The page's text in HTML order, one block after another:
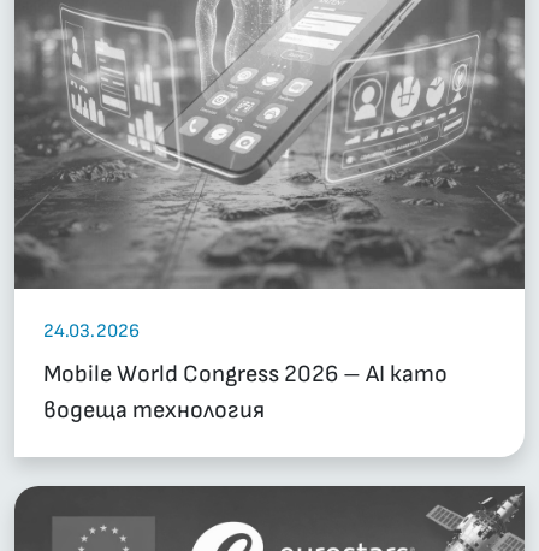
24.03.2026
Mobile World Congress 2026 – AI като
водеща технология